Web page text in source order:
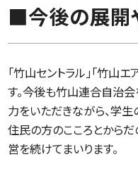
■今後の展開
「竹山セントラル」「竹山
す。今後も竹山連合自治
力をいただきながら、学
住民の方のこころとから
営を続けてまいります。